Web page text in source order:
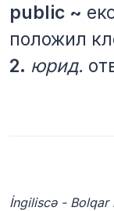
public ~
положил
2. юрид.
İngiliscə - Bolqar